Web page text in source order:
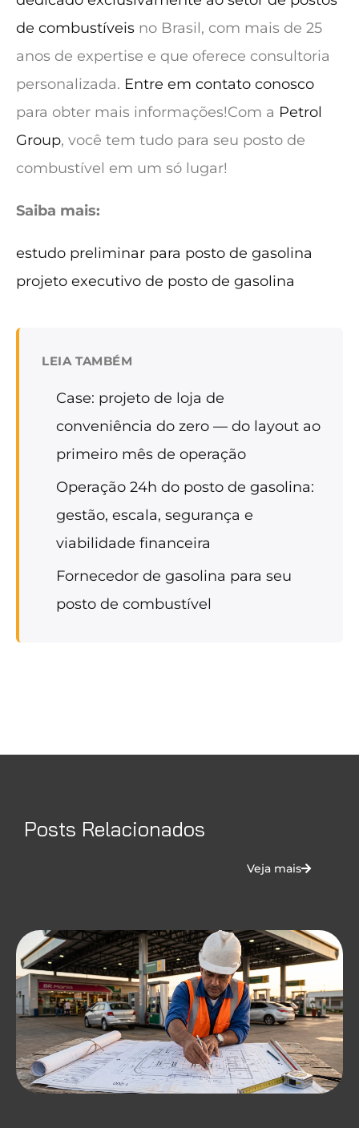
de combustíveis no Brasil, com mais de 25
anos de expertise e que oferece consultoria
personalizada. Entre em contato conosco
para obter mais informações!Com a Petrol
Group, você tem tudo para seu posto de
combustível em um só lugar!
Saiba mais:
estudo preliminar para posto de gasolina
projeto executivo de posto de gasolina
LEIA TAMBÉM
Case: projeto de loja de
conveniência do zero — do layout ao
primeiro mês de operação
Operação 24h do posto de gasolina:
gestão, escala, segurança e
viabilidade financeira
Fornecedor de gasolina para seu
posto de combustível
Posts Relacionados
Veja mais